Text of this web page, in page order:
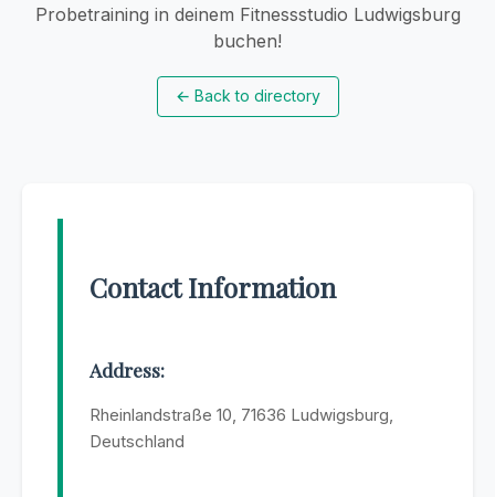
Probetraining in deinem Fitnessstudio Ludwigsburg
buchen!
← Back to directory
Contact Information
Address:
Rheinlandstraße 10, 71636 Ludwigsburg,
Deutschland